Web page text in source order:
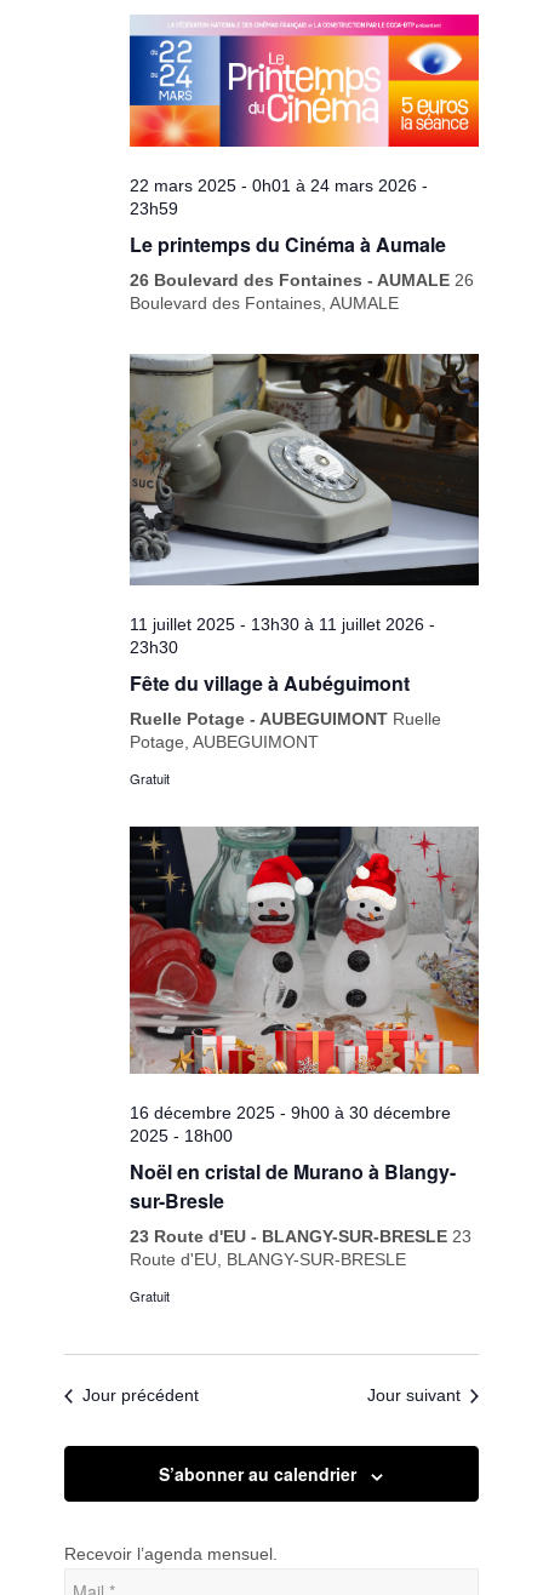
22 mars 2025 - 0h01 à 24 mars 2026 -
23h59
Le printemps du Cinéma à Aumale
26 Boulevard des Fontaines - AUMALE 26
Boulevard des Fontaines, AUMALE
11 juillet 2025 - 13h30 à 11 juillet 2026 -
23h30
Fête du village à Aubéguimont
Ruelle Potage - AUBEGUIMONT Ruelle
Potage, AUBEGUIMONT
Gratuit
16 décembre 2025 - 9h00 à30 décembre
2025 - 18h00
Noël en cristal de Murano à Blangy-
sur-Bresle
23 Route d'EU - BLANGY-SUR-BRESLE23
Route d'EU, BLANGY-SUR-BRESLE
Gratuit
Jour précédent Jour suivant
S’abonner au calendrier
Recevoir l’agenda mensuel.